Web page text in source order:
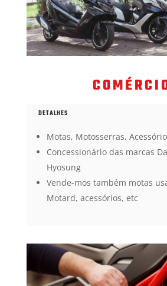
DETALHES
Motas, Motosserras,
Concessionário das marcas
Hyosung
Vende-mos também motas
Motard, acessórios, etc